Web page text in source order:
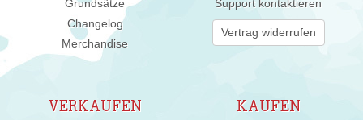
Grundsätze
Changelog
Merchandise
Support kontaktieren
Vertrag widerrufen
VERKAUFEN KAUFEN